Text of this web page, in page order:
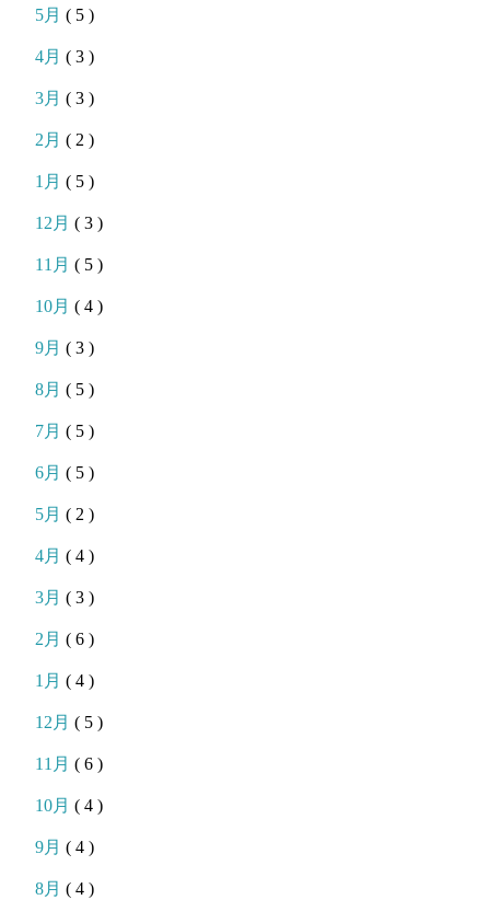
5月( 5 )
4月( 3 )
3月( 3 )
2月( 2 )
1月( 5 )
12月( 3 )
11月( 5 )
10月( 4 )
9月( 3 )
8月( 5 )
7月( 5 )
6月( 5 )
5月( 2 )
4月( 4 )
3月( 3 )
2月( 6 )
1月( 4 )
12月( 5 )
11月( 6 )
10月( 4 )
9月( 4 )
8月( 4 )